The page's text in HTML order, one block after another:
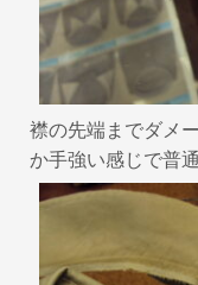
襟の先端までダメ
か手強い感じで普